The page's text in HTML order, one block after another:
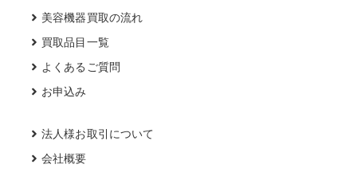
美容機器買取の流れ
買取品目一覧
よくあるご質問
お申込み
法人様お取引について
会社概要